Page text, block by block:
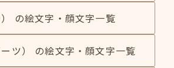
の絵文字・顔文字一覧
ツ） の絵文字・顔文字一覧